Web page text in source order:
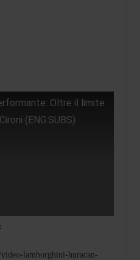
Oltre il limite
(ENG.SUBS)
lamborghini-huracan-